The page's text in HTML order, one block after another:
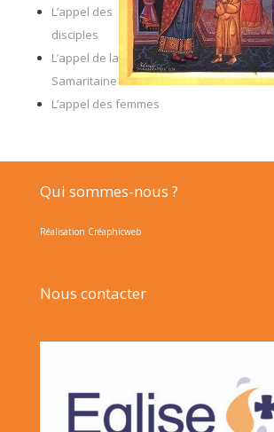
L’appel des
disciples
L’appel de la
Samaritaine
L’appel des femmes
Qui sommes-nous ?
Réalisation Créaphicweb
Nous contacter